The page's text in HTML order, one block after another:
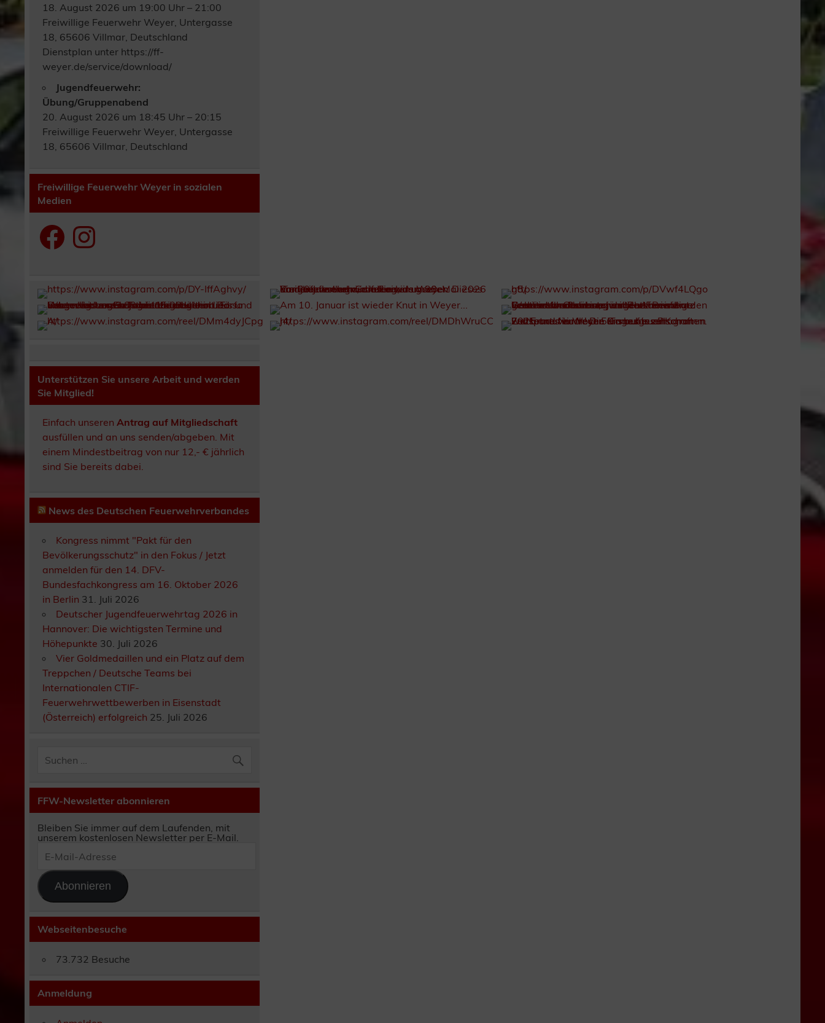
18. August 2026 um 19:00 Uhr – 21:00
Freiwillige Feuerwehr Weyer, Untergasse
18, 65606 Villmar, Deutschland
Dienstplan unter https://ff-
weyer.de/service/download/
Jugendfeuerwehr:
Übung/Gruppenabend
20. August 2026 um 18:45 Uhr – 20:15
Freiwillige Feuerwehr Weyer, Untergasse
18, 65606 Villmar, Deutschland
Freiwillige Feuerwehr Weyer in sozialen
Medien
FacebookInstagram
Unterstützen Sie unsere Arbeit und werden
Sie Mitglied!
Einfach unserenAntrag auf Mitgliedschaft
ausfüllen und an uns senden/abgeben. Mit
einem Mindestbeitrag von nur 12,- € jährlich
sind Sie bereits dabei.
News des Deutschen Feuerwehrverbandes
Kongress nimmt "Pakt für den
Bevölkerungsschutz" in den Fokus / Jetzt
anmelden für den 14. DFV-
Bundesfachkongress am 16. Oktober 2026
in Berlin 31. Juli 2026
Deutscher Jugendfeuerwehrtag 2026 in
Hannover: Die wichtigsten Termine und
Höhepunkte 30. Juli 2026
Vier Goldmedaillen und ein Platz auf dem
Treppchen / Deutsche Teams bei
Internationalen CTIF-
Feuerwehrwettbewerben in Eisenstadt
(Österreich) erfolgreich 25. Juli 2026
FFW-Newsletter abonnieren
Bleiben Sie immer auf dem Laufenden, mit
unserem kostenlosen Newsletter per E-Mail.
Mail-
Abonnieren
Webseitenbesuche
73.732 Besuche
Anmeldung